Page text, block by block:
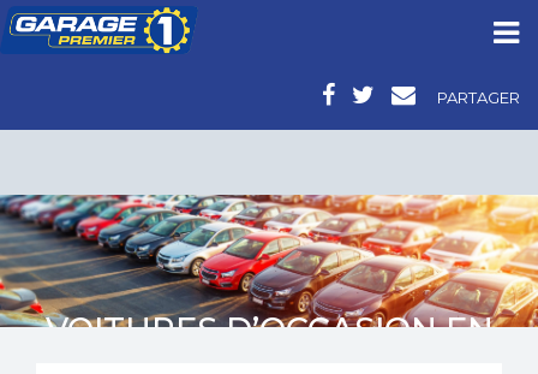
PARTAGER
VOITURES D’OCCASION EN